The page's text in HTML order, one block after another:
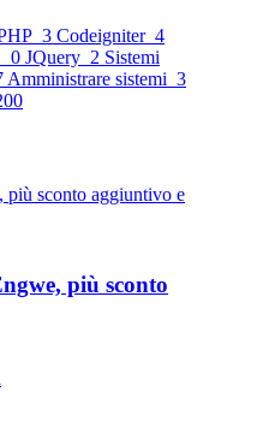
3 Codeigniter 4
0 JQuery 2 Sistemi
Amministrare sistemi 3
più sconto